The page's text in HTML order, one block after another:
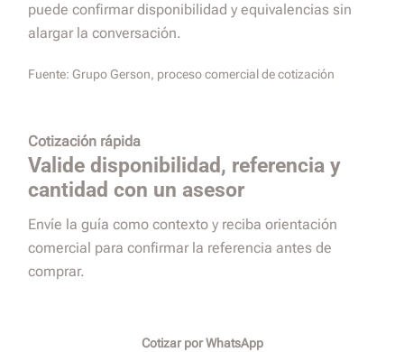
puede confirmar disponibilidad y equivalencias sin
alargar la conversación.
Fuente: Grupo Gerson, proceso comercial de cotización
Cotización rápida
Valide disponibilidad, referencia y
cantidad con un asesor
Envíe la guía como contexto y reciba orientación
comercial para confirmar la referencia antes de
comprar.
Cotizar por WhatsApp